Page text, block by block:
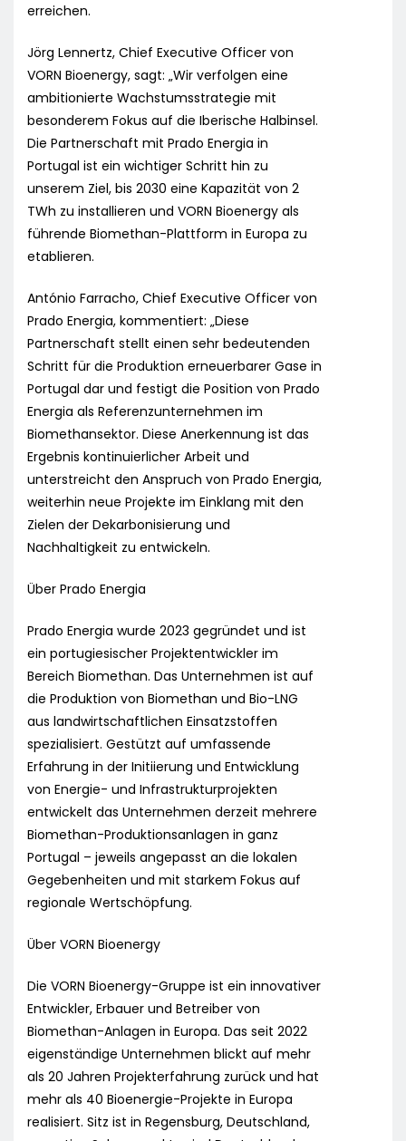
erreichen.
Jörg Lennertz, Chief Executive Officer von
VORN Bioenergy, sagt: „Wir verfolgen eine
ambitionierte Wachstumsstrategie mit
besonderem Fokus auf die Iberische Halbinsel.
Die Partnerschaft mit Prado Energia in
Portugal ist ein wichtiger Schritt hin zu
unserem Ziel, bis 2030 eine Kapazität von 2
TWh zu installieren und VORN Bioenergy als
führende Biomethan-Plattform in Europa zu
etablieren.
António Farracho, Chief Executive Officer von
Prado Energia, kommentiert: „Diese
Partnerschaft stellt einen sehr bedeutenden
Schritt für die Produktion erneuerbarer Gase in
Portugal dar und festigt die Position von Prado
Energia als Referenzunternehmen im
Biomethansektor. Diese Anerkennung ist das
Ergebnis kontinuierlicher Arbeit und
unterstreicht den Anspruch von Prado Energia,
weiterhin neue Projekte im Einklang mit den
Zielen der Dekarbonisierung und
Nachhaltigkeit zu entwickeln.
Über Prado Energia
Prado Energia wurde 2023 gegründet und ist
ein portugiesischer Projektentwickler im
Bereich Biomethan. Das Unternehmen ist auf
die Produktion von Biomethan und Bio-LNG
aus landwirtschaftlichen Einsatzstoffen
spezialisiert. Gestützt auf umfassende
Erfahrung in der Initiierung und Entwicklung
von Energie- und Infrastrukturprojekten
entwickelt das Unternehmen derzeit mehrere
Biomethan-Produktionsanlagen in ganz
Portugal – jeweils angepasst an die lokalen
Gegebenheiten und mit starkem Fokus auf
regionale Wertschöpfung.
Über VORN Bioenergy
Die VORN Bioenergy-Gruppe ist ein innovativer
Entwickler, Erbauer und Betreiber von
Biomethan-Anlagen in Europa. Das seit 2022
eigenständige Unternehmen blickt auf mehr
als 20 Jahren Projekterfahrung zurück und hat
mehr als 40 Bioenergie-Projekte in Europa
realisiert. Sitz ist in Regensburg, Deutschland,